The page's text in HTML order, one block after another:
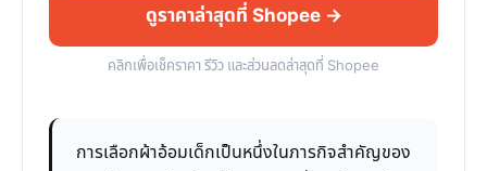
ดูราคาล่าสุดที่ Shopee →
คลิกเพื่อเช็คราคา รีวิว และส่วนลดล่าสุดที่ Shopee
การเลือกผ้าอ้อมเด็กเป็นหนึ่งในภารกิจสำคัญของ